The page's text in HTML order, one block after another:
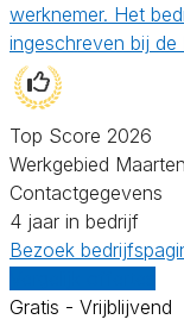
werknemer. Het
ingeschreven bij
Top Score 2026
Werkgebied
Contactgegevens
4 jaar in bedrijf
Bezoek
Gratis - Vrijblijvend